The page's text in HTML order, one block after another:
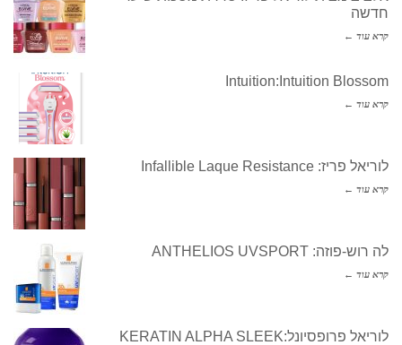
חדשה
קרא עוד ←
Intuition:Intuition Blossom
קרא עוד ←
לוריאל פריז: Infallible Laque Resistance
קרא עוד ←
לה רוש-פוזה: ANTHELIOS UVSPORT
קרא עוד ←
לוריאל פרופסיונל:KERATIN ALPHA SLEEK